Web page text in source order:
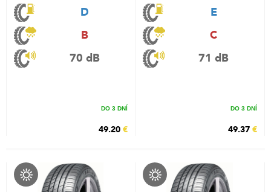
D
B
70 dB
DO 3 DNÍ
49.20 €
E
C
71 dB
DO 3 DNÍ
49.37 €